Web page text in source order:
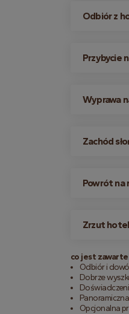
Odbiór z
Przybycie
Wyprawa
Zachód
Powrót na
Zrzut
co jest zawarte
Odbiór i
Dobrze
Opcjonalna